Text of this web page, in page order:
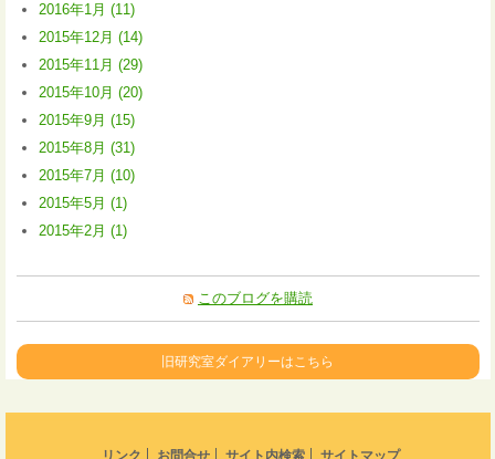
2016年1月 (11)
2015年12月 (14)
2015年11月 (29)
2015年10月 (20)
2015年9月 (15)
2015年8月 (31)
2015年7月 (10)
2015年5月 (1)
2015年2月 (1)
このブログを購読
旧研究室ダイアリーはこちら
リンク お問合せ サイト内検索 サイトマップ